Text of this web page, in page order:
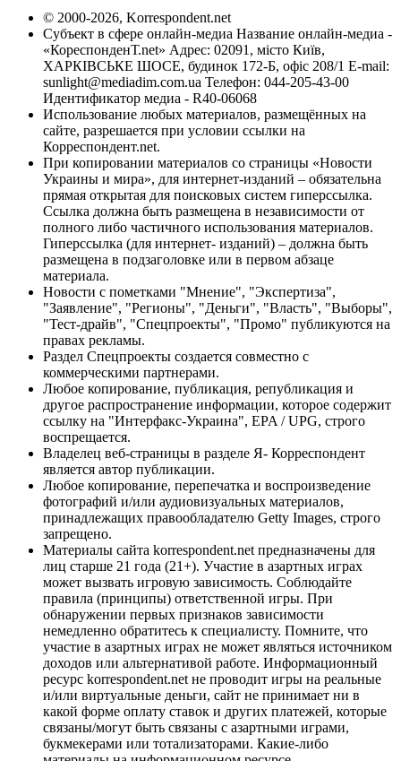
© 2000-2026, Korrespondent.net
Субъект в сфере онлайн-медиа Название онлайн-медиа -
«КореспонденТ.net» Адрес: 02091, місто Київ,
ХАРКІВСЬКЕ ШОСЕ, будинок 172-Б, офіс 208/1 E-mail:
sunlight@mediadim.com.ua Телефон: 044-205-43-00
Идентификатор медиа - R40-06068
Использование любых материалов, размещённых на
сайте, разрешается при условии ссылки на
Корреспондент.net.
При копировании материалов со страницы «Новости
Украины и мира», для интернет-изданий – обязательна
прямая открытая для поисковых систем гиперссылка.
Ссылка должна быть размещена в независимости от
полного либо частичного использования материалов.
Гиперссылка (для интернет- изданий) – должна быть
размещена в подзаголовке или в первом абзаце
материала.
Новости с пометками "Мнение", "Экспертиза",
"Заявление", "Регионы", "Деньги", "Власть", "Выборы",
"Тест-драйв", "Спецпроекты", "Промо" публикуются на
правах рекламы.
Раздел Спецпроекты создается совместно с
коммерческими партнерами.
Любое копирование, публикация, републикация и
другое распространение информации, которое содержит
ссылку на "Интерфакс-Украина", EPA / UPG, строго
воспрещается.
Владелец веб-страницы в разделе Я- Корреспондент
является автор публикации.
Любое копирование, перепечатка и воспроизведение
фотографий и/или аудиовизуальных материалов,
принадлежащих правообладателю Getty Images, строго
запрещено.
Материалы сайта korrespondent.net предназначены для
лиц старше 21 года (21+). Участие в азартных играх
может вызвать игровую зависимость. Соблюдайте
правила (принципы) ответственной игры. При
обнаружении первых признаков зависимости
немедленно обратитесь к специалисту. Помните, что
участие в азартных играх не может являться источником
доходов или альтернативой работе. Информационный
ресурс korrespondent.net не проводит игры на реальные
и/или виртуальные деньги, сайт не принимает ни в
какой форме оплату ставок и других платежей, которые
связаны/могут быть связаны с азартными играми,
букмекерами или тотализаторами. Какие-либо